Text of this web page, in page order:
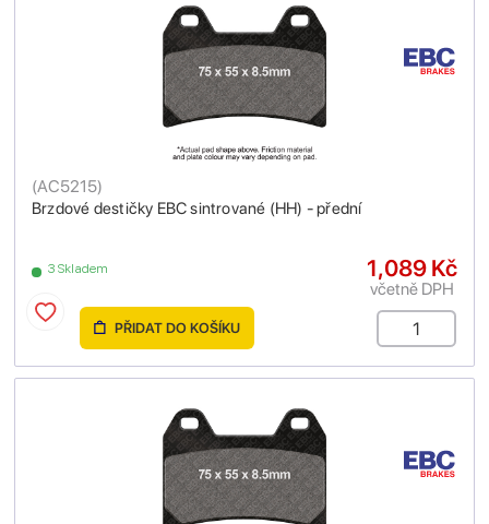
Brzdové destičky EBC sintrované (HH) - přední
(AC5215)
3 Skladem 1,089 Kč
včetně DPH
PŘIDAT DO KOŠÍKU